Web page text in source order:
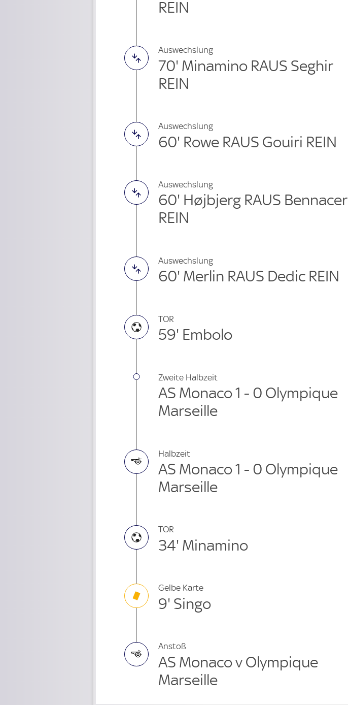
REIN
Auswechslung
70' Minamino RAUS Seghir
REIN
Auswechslung
60' Rowe RAUS Gouiri REIN
Auswechslung
60' Højbjerg RAUS Bennacer
REIN
Auswechslung
60' Merlin RAUS Dedic REIN
TOR
59' Embolo
Zweite Halbzeit
AS Monaco 1 - 0 Olympique
Marseille
Halbzeit
AS Monaco 1 - 0 Olympique
Marseille
TOR
34' Minamino
Gelbe Karte
9' Singo
Anstoß
AS Monaco v Olympique
Marseille